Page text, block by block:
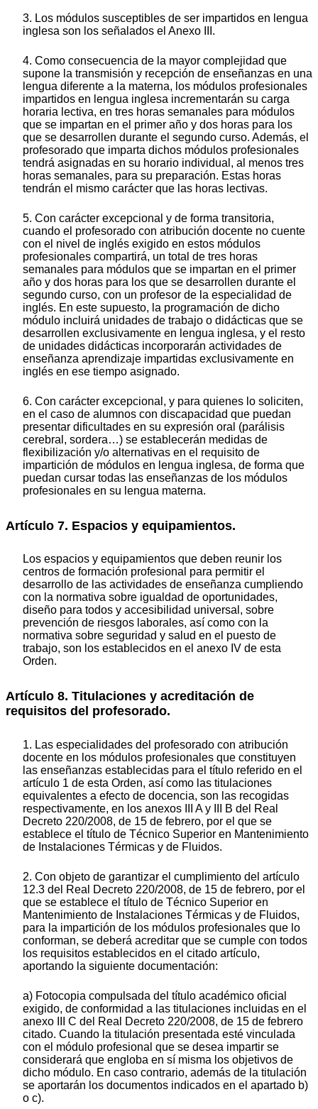
3. Los módulos susceptibles de ser impartidos en lengua
inglesa son los señalados el Anexo III.
4. Como consecuencia de la mayor complejidad que
supone la transmisión y recepción de enseñanzas en una
lengua diferente a la materna, los módulos profesionales
impartidos en lengua inglesa incrementarán su carga
horaria lectiva, en tres horas semanales para módulos
que se impartan en el primer año y dos horas para los
que se desarrollen durante el segundo curso. Además, el
profesorado que imparta dichos módulos profesionales
tendrá asignadas en su horario individual, al menos tres
horas semanales, para su preparación. Estas horas
tendrán el mismo carácter que las horas lectivas.
5. Con carácter excepcional y de forma transitoria,
cuando el profesorado con atribución docente no cuente
con el nivel de inglés exigido en estos módulos
profesionales compartirá, un total de tres horas
semanales para módulos que se impartan en el primer
año y dos horas para los que se desarrollen durante el
segundo curso, con un profesor de la especialidad de
inglés. En este supuesto, la programación de dicho
módulo incluirá unidades de trabajo o didácticas que se
desarrollen exclusivamente en lengua inglesa, y el resto
de unidades didácticas incorporarán actividades de
enseñanza aprendizaje impartidas exclusivamente en
inglés en ese tiempo asignado.
6. Con carácter excepcional, y para quienes lo soliciten,
en el caso de alumnos con discapacidad que puedan
presentar dificultades en su expresión oral (parálisis
cerebral, sordera…) se establecerán medidas de
flexibilización y/o alternativas en el requisito de
impartición de módulos en lengua inglesa, de forma que
puedan cursar todas las enseñanzas de los módulos
profesionales en su lengua materna.
Artículo 7. Espacios y equipamientos.
Los espacios y equipamientos que deben reunir los
centros de formación profesional para permitir el
desarrollo de las actividades de enseñanza cumpliendo
con la normativa sobre igualdad de oportunidades,
diseño para todos y accesibilidad universal, sobre
prevención de riesgos laborales, así como con la
normativa sobre seguridad y salud en el puesto de
trabajo, son los establecidos en el anexo IV de esta
Orden.
Artículo 8. Titulaciones y acreditación de
requisitos del profesorado.
1. Las especialidades del profesorado con atribución
docente en los módulos profesionales que constituyen
las enseñanzas establecidas para el título referido en el
artículo 1 de esta Orden, así como las titulaciones
equivalentes a efecto de docencia, son las recogidas
respectivamente, en los anexos III A y III B del Real
Decreto 220/2008, de 15 de febrero, por el que se
establece el título de Técnico Superior en Mantenimiento
de Instalaciones Térmicas y de Fluidos.
2. Con objeto de garantizar el cumplimiento del artículo
12.3 del Real Decreto 220/2008, de 15 de febrero, por el
que se establece el título de Técnico Superior en
Mantenimiento de Instalaciones Térmicas y de Fluidos,
para la impartición de los módulos profesionales que lo
conforman, se deberá acreditar que se cumple con todos
los requisitos establecidos en el citado artículo,
aportando la siguiente documentación:
a) Fotocopia compulsada del título académico oficial
exigido, de conformidad a las titulaciones incluidas en el
anexo III C del Real Decreto 220/2008, de 15 de febrero
citado. Cuando la titulación presentada esté vinculada
con el módulo profesional que se desea impartir se
considerará que engloba en sí misma los objetivos de
dicho módulo. En caso contrario, además de la titulación
se aportarán los documentos indicados en el apartado b)
o c).